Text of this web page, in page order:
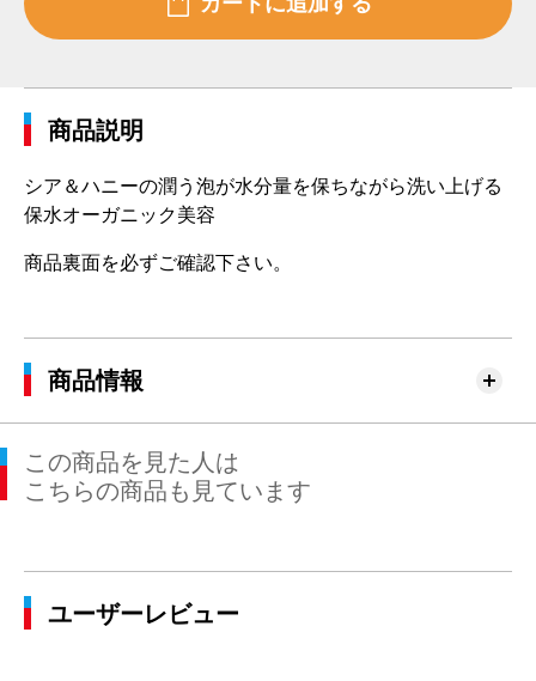
商品説明
シア＆ハニーの潤う泡が水分量を保ちながら洗い上げる
保水オーガニック美容
商品裏面を必ずご確認下さい。
商品情報
この商品を見た人は
こちらの商品も見ています
ユーザーレビュー